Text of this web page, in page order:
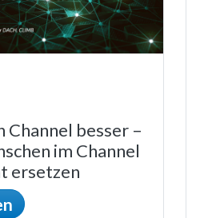
Channel besser –
im Channel
ersetzen